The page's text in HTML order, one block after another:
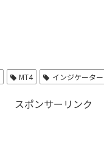
MT4 インジケーター
スポンサーリンク